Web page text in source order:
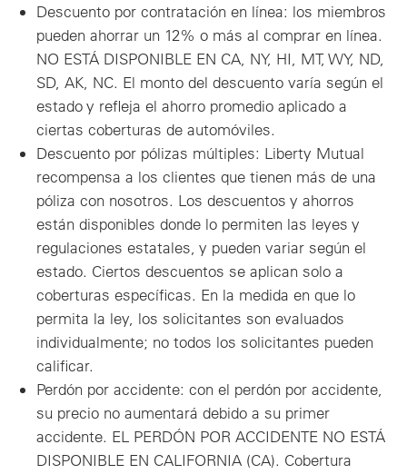
Descuento por contratación en línea: los miembros
pueden ahorrar un 12% o más al comprar en línea.
NO ESTÁ DISPONIBLE EN CA, NY, HI, MT, WY, ND,
SD, AK, NC. El monto del descuento varía según el
estado y refleja el ahorro promedio aplicado a
ciertas coberturas de automóviles.
Descuento por pólizas múltiples: Liberty Mutual
recompensa a los clientes que tienen más de una
póliza con nosotros. Los descuentos y ahorros
están disponibles donde lo permiten las leyes y
regulaciones estatales, y pueden variar según el
estado. Ciertos descuentos se aplican solo a
coberturas específicas. En la medida en que lo
permita la ley, los solicitantes son evaluados
individualmente; no todos los solicitantes pueden
calificar.
Perdón por accidente: con el perdón por accidente,
su precio no aumentará debido a su primer
accidente. EL PERDÓN POR ACCIDENTE NO ESTÁ
DISPONIBLE EN CALIFORNIA (CA). Cobertura